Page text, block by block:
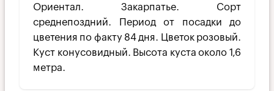
Ориентал. Закарпатье. Сорт
среднепоздний. Период от посадки до
цветения по факту 84 дня. Цветок розовый.
Куст конусовидный. Высота куста около 1,6
метра.